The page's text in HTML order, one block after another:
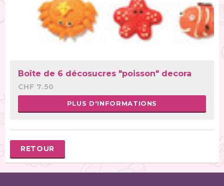
Boîte de 6 décosucres "poisson" decora
CHF 7.50
PLUS D'INFORMATIONS
RETOUR